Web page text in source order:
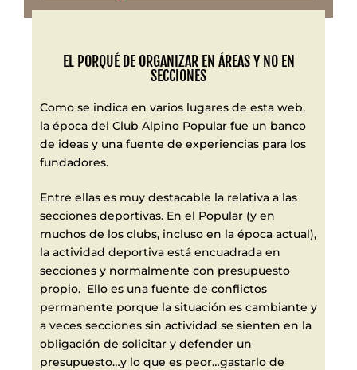
EL PORQUÉ DE ORGANIZAR EN ÁREAS Y NO EN
SECCIONES
Como se indica en varios lugares de esta web,
la época del Club Alpino Popular fue un banco
de ideas y una fuente de experiencias para los
fundadores.
Entre ellas es muy destacable la relativa a las
secciones deportivas. En el Popular (y en
muchos de los clubs, incluso en la época actual),
la actividad deportiva está encuadrada en
secciones y normalmente con presupuesto
propio. Ello es una fuente de conflictos
permanente porque la situación es cambiante y
a veces secciones sin actividad se sienten en la
obligación de solicitar y defender un
presupuesto…y lo que es peor…gastarlo de